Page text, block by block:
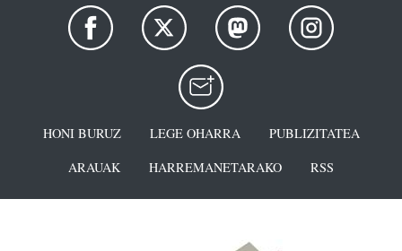
HONI BURUZ LEGE OHARRA
PUBLIZITATEA
ARAUAK
HARREMANETARAKO RSS